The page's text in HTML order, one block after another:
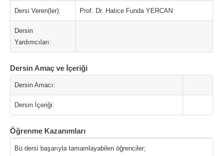
Dersi Veren(ler): Prof. Dr. Hatice Funda YERCAN
Dersin
Yardımcıları:
Dersin Amaç ve İçeriği
Dersin Amacı:
Dersin İçeriği:
Öğrenme Kazanımları
Bu dersi başarıyla tamamlayabilen öğrenciler;